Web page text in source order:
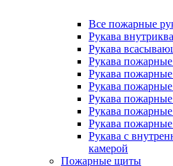
Все пожарные
Рукава
Рукава
Рукава
Рукава
Рукава
Рукава
Рукава
Рукава
Рукава с
камерой
Пожарные щиты